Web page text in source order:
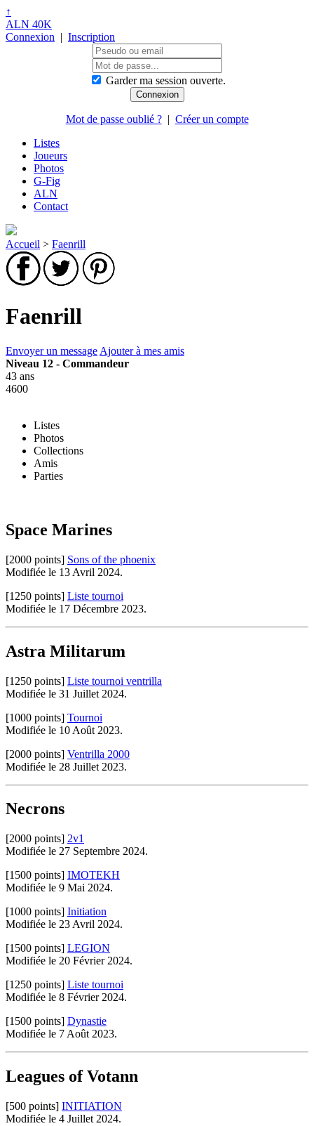
↑
ALN 40K
Connexion | Inscription
Garder ma session ouverte.
Mot de passe oublié ?| Créer un compte
Listes
Joueurs
Photos
G-Fig
ALN
Contact
Accueil > Faenrill
Faenrill
Envoyer un message Ajouter à mes amis
Niveau 12 - Commandeur
43 ans
4600
Listes
Photos
Collections
Amis
Parties
Space Marines
[2000 points] Sons of the phoenix
Modifiée le 13 Avril 2024.
[1250 points] Liste tournoi
Modifiée le 17 Décembre 2023.
Astra Militarum
[1250 points] Liste tournoi ventrilla
Modifiée le 31 Juillet 2024.
[1000 points] Tournoi
Modifiée le 10 Août 2023.
[2000 points] Ventrilla 2000
Modifiée le 28 Juillet 2023.
Necrons
[2000 points] 2v1
Modifiée le 27 Septembre 2024.
[1500 points] IMOTEKH
Modifiée le 9 Mai 2024.
[1000 points] Initiation
Modifiée le 23 Avril 2024.
[1500 points] LEGION
Modifiée le 20 Février 2024.
[1250 points] Liste tournoi
Modifiée le 8 Février 2024.
[1500 points] Dynastie
Modifiée le 7 Août 2023.
Leagues of Votann
[500 points] INITIATION
Modifiée le 4 Juillet 2024.